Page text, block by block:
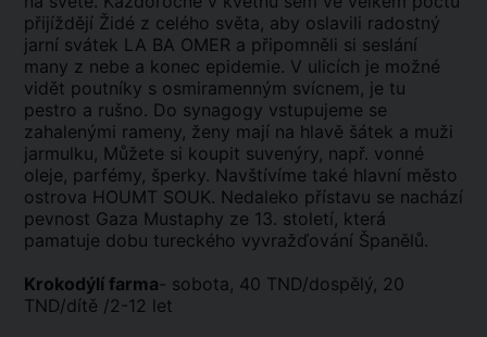
přijíždějí Židé z celého světa, aby oslavili radostný
jarní svátek LA BA OMER a připomněli si seslání
many z nebe a konec epidemie. V ulicích je možné
vidět poutníky s osmiramenným svícnem, je tu
pestro a rušno. Do synagogy vstupujeme se
zahalenými rameny, ženy mají na hlavě šátek a muži
jarmulku, Můžete si koupit suvenýry, např. vonné
oleje, parfémy, šperky. Navštívíme také hlavní město
ostrova HOUMT SOUK. Nedaleko přístavu se nachází
pevnost Gaza Mustaphy ze 13. století, která
pamatuje dobu tureckého vyvražďování Španělů.
Krokodýlí farma- sobota, 40 TND/dospělý, 20
TND/dítě /2-12 let